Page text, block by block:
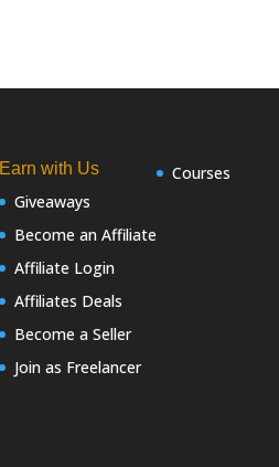
Earn with Us
Giveaways
Become an Affiliate
Affiliate Login
Affiliates Deals
Become a Seller
Join as Freelancer
Courses